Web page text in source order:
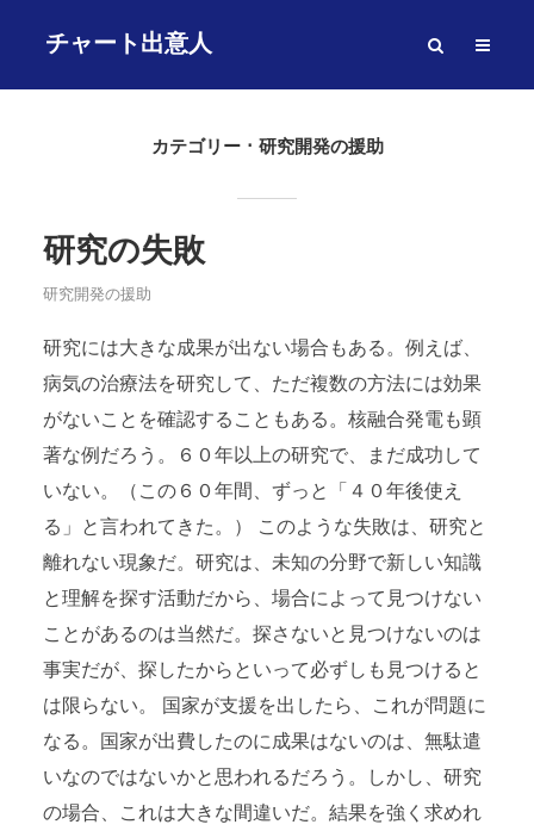
チャート出意人
カテゴリー 研究開発の援助
研究の失敗
研究開発の援助
研究には大きな成果が出ない場合もある。例えば、
病気の治療法を研究して、ただ複数の方法には効果
がないことを確認することもある。核融合発電も顕
著な例だろう。６０年以上の研究で、まだ成功して
いない。（この６０年間、ずっと「４０年後使え
る」と言われてきた。） このような失敗は、研究と
離れない現象だ。研究は、未知の分野で新しい知識
と理解を探す活動だから、場合によって見つけない
ことがあるのは当然だ。探さないと見つけないのは
事実だが、探したからといって必ずしも見つけると
は限らない。 国家が支援を出したら、これが問題に
なる。国家が出費したのに成果はないのは、無駄遣
いなのではないかと思われるだろう。しかし、研究
の場合、これは大きな間違いだ。結果を強く求めれ